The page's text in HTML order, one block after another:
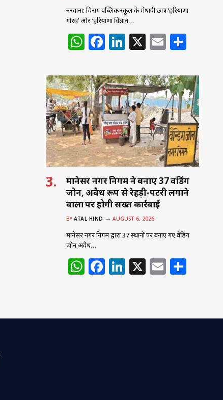
नरवाना: चिराग पब्लिक स्कूल के मेधावी छात्र ‘हरियाणा
गौरव’ और ‘हरियाणा विज्ञान…
W
at
s
A
p
p
F
c
e
b
o
o
k
Li
k
e
dI
n
X E
ai
l
ar
e
मानेसर नगर निगम ने बनाए 37 वेंडिंग
जोन, अवैध रूप से रेहड़ी-पटरी लगाने
वालों पर होगी सख्त कार्रवाई
BY ATAL HIND AUGUST 6, 2026
मानेसर नगर निगम द्वारा 37 स्थानों पर बनाए गए वेंडिंग
जोन अवैध…
W
s
F
e
Li
e
X E
l e